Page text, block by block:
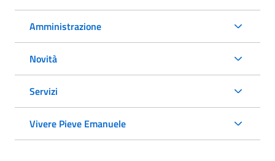
Amministrazione
Novità
Servizi
Vivere Pieve Emanuele